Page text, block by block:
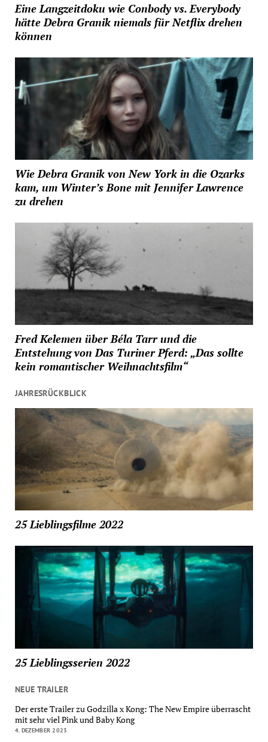
Eine Langzeitdoku wie Conbody vs. Everybody
hätte Debra Granik niemals für Netflix drehen
können
Wie Debra Granik von New York in die Ozarks
kam, um Winter’s Bone mit Jennifer Lawrence
zu drehen
Fred Kelemen über Béla Tarr und die
Entstehung von Das Turiner Pferd: „Das sollte
kein romantischer Weihnachtsfilm“
JAHRESRÜCKBLICK
25 Lieblingsfilme 2022
25 Lieblingsserien 2022
NEUE TRAILER
Der erste Trailer zu Godzilla x Kong: The New Empire überrascht
mit sehr viel Pink und Baby Kong
4. DEZEMBER 2023